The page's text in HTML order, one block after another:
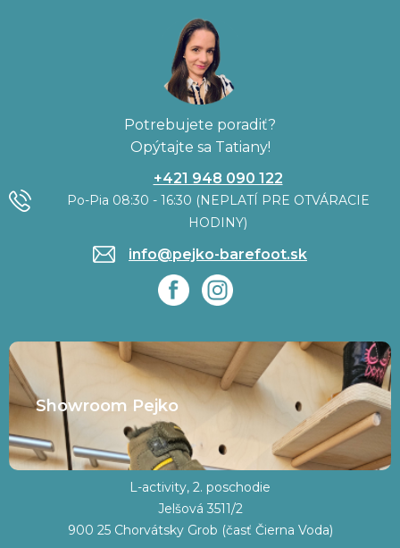
Potrebujete poradiť?
Opýtajte sa Tatiany!
+421 948 090 122
Po-Pia 08:30 - 16:30 (NEPLATÍ PRE OTVÁRACIE
HODINY)
info@pejko-barefoot.sk
Showroom Pejko
L-activity, 2. poschodie
Jelšová 3511/2
900 25 Chorvátsky Grob (časť Čierna Voda)